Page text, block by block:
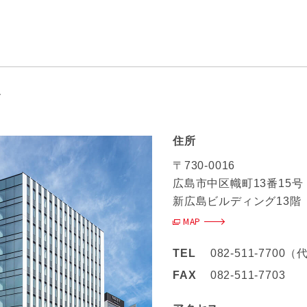
住所
〒730-0016
広島市中区幟町13番15号
新広島ビルディング13階
MAP
TEL
082-511-7700（
FAX
082-511-7703